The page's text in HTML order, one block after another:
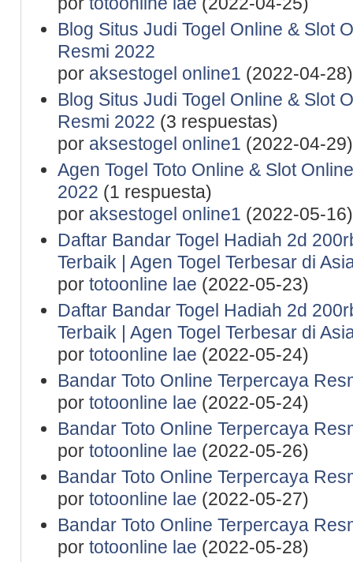
Blog Situs Judi Togel Online & Slot
Resmi 2022
por aksestogel online1 (2022-04-28)
Blog Situs Judi Togel Online & Slot
Resmi 2022 (3 respuestas)
por aksestogel online1 (2022-04-29)
Agen Togel Toto Online & Slot
2022 (1 respuesta)
por aksestogel online1 (2022-05-16)
Daftar Bandar Togel Hadiah 2d
Terbaik | Agen Togel Terbesar di
por totoonline lae (2022-05-23)
Daftar Bandar Togel Hadiah 2d
Terbaik | Agen Togel Terbesar di
por totoonline lae (2022-05-24)
Bandar Toto Online Terpercaya
por totoonline lae (2022-05-24)
Bandar Toto Online Terpercaya
por totoonline lae (2022-05-26)
Bandar Toto Online Terpercaya
por totoonline lae (2022-05-27)
Bandar Toto Online Terpercaya
por totoonline lae (2022-05-28)